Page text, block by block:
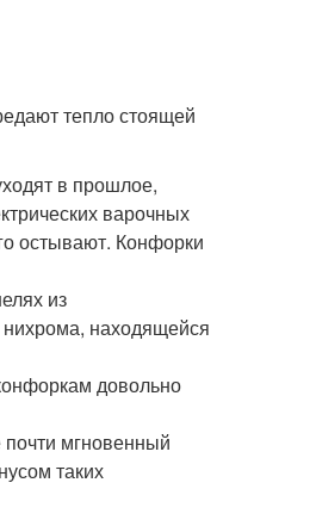
тепло стоящей
в прошлое,
варочных
остывают. Конфорки
из
находящейся
довольно
мгновенный
таких